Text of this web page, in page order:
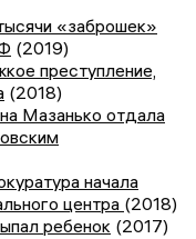
«заброшек»
(2019)
преступление,
(2018)
Мазанько отдала
начала
центра (2018)
ребенок (2017)